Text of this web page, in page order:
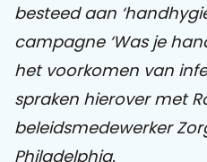
Praat mee
besteed aan
campagne ‘Was je
het voorkomen van
spraken hierover met
beleidsmedewerker
Philadelphia.